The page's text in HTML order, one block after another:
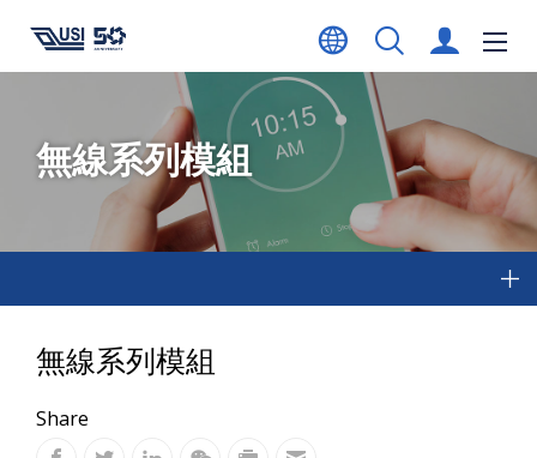
無線系列模組
無線系列模組
Share